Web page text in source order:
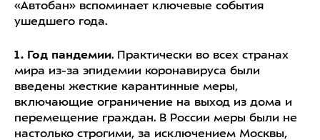
«Автобан» вспоминает ключевые события
ушедшего года.
1. Год пандемии. Практически во всех странах
мира из-за эпидемии коронавируса были
введены жесткие карантинные меры,
включающие ограничение на выход из дома и
перемещение граждан. В России меры были не
настолько строгими, за исключением Москвы,